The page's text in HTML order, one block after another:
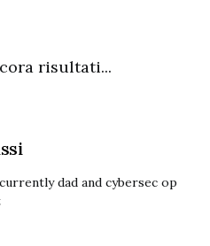
risultati...
dad and cybersec op